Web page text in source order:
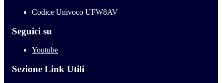
Codice Univoco UFW8AV
Seguici su
Youtube
Sezione Link Utili